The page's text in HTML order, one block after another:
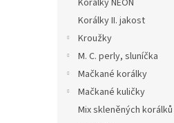
Korálky NEON
Korálky II. jakost
Kroužky
M. C. perly, sluníčka
Mačkané korálky
Mačkané kuličky
Mix skleněných korálků